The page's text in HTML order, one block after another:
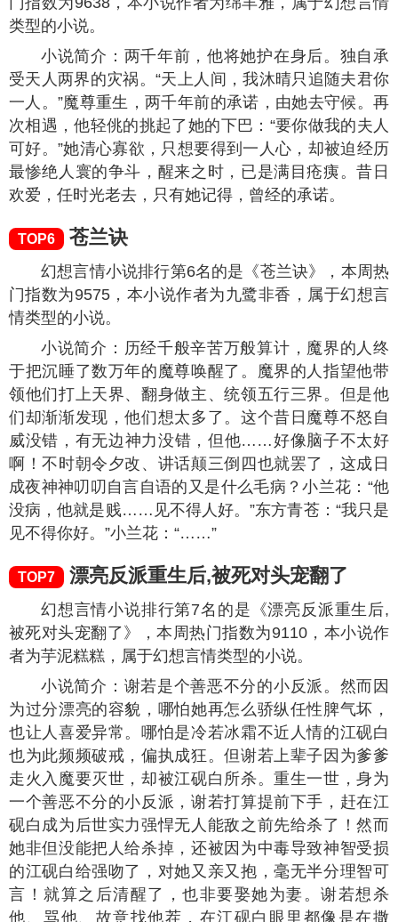
御兽世界。
TOP4 穿越星际妻荣夫贵
幻想言情小说排行第4名的是《穿越星际妻荣夫
贵》，本周热门指数为9742，本小说作者为一见我
珍，属于幻想言情类型的小说。
小说简介：穿越到以武为尊的未来星际，为了避
开勾心斗角，罗碧隐瞒了自己觉醒异能的事。 谁知有
之下跑去测试，结果吓人一跳······
TOP5 醉缠欢
幻想言情小说排行第5名的是《醉缠欢》，本周热
门指数为 9638
，本小说作者为绵羊雅，属于幻想言情
类型的小说。
小说简介：两千年前，他将她护在身后。独自承
受天人两界的灾祸。“天上人间，我沐晴只追随夫君你
一人。”魔尊重生，两千年前的承诺，由她去守候。再
次相遇，他轻佻的挑起了她的下巴：“要你做我的夫人
可好。”她清心寡欲，只想要得到一人心，却被迫经历
最惨绝人寰的争斗，醒来之时，已是满目疮痍。昔日
欢爱，任时光老去，只有她记得，曾经的承诺。
TOP6 苍兰诀